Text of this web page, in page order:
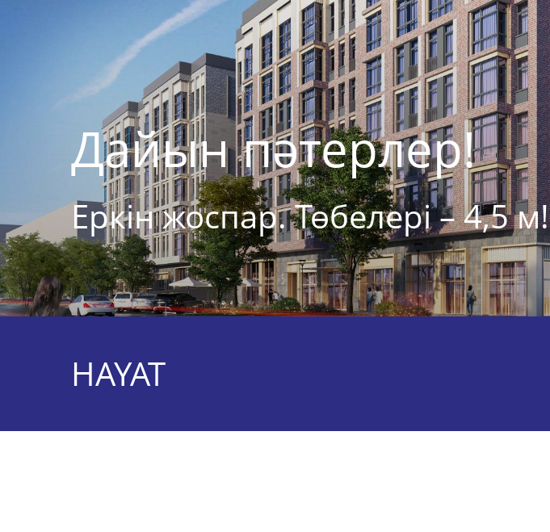
Дайын пәтерлер!
Еркін жоспар. Төбелері – 4,5 м!
HAYAT